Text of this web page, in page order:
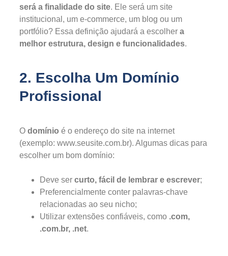
será a finalidade do site. Ele será um site
institucional, um e-commerce, um blog ou um
portfólio? Essa definição ajudará a escolher a
melhor estrutura, design e funcionalidades.
2. Escolha Um Domínio
Profissional
O domínio é o endereço do site na internet
(exemplo: www.seusite.com.br). Algumas dicas para
escolher um bom domínio:
Deve ser curto, fácil de lembrar e escrever;
Preferencialmente conter palavras-chave
relacionadas ao seu nicho;
Utilizar extensões confiáveis, como .com,
.com.br, .net.